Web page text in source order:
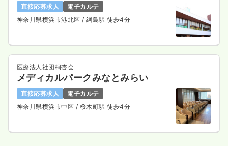
直接応募求人
電子カルテ
神奈川県横浜市港北区 / 綱島駅 徒歩4分
医療法人社団桐杏会
メディカルパークみなとみらい
直接応募求人
電子カルテ
神奈川県横浜市中区 / 桜木町駅 徒歩4分